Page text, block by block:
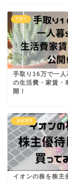
子育て
手取り16万で一人
の生活費・家賃・
開！
-資産運用
イオンの株を株主